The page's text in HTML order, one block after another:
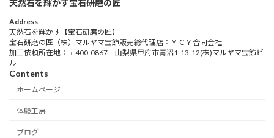
天然石を輝かす宝石研磨の匠
Address
天然石を輝かす【宝石研磨の匠】
宝石研磨の匠（株）マルヤマ宝飾販売総代理店：ＹＣＹ合同会社
加工依頼所在地：〒400-0867 山梨県甲府市青沼1-13-12(株)マルヤマ宝飾ビ
ル
Contents
ホームページ
体験工房
ブログ